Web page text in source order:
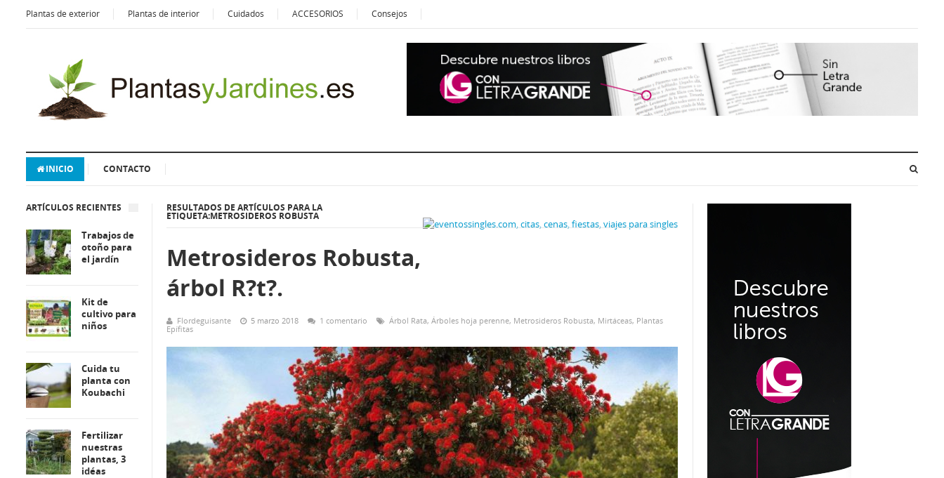
Plantas de exterior Plantas de interior Cuidados ACCESORIOS Consejos
INICIO CONTACTO
RESULTADOS DE ARTÍCULOS PARA LA
ETIQUETA:METROSIDEROS ROBUSTA
Metrosideros Robusta,
árbol R?t?.
Flordeguisante 5 marzo 2018 1 comentario Árbol Rata, Árboles hoja perenne, Metrosideros Robusta, Mirtáceas, Plantas
Epífitas
ARTÍCULOS RECIENTES
Trabajos de
otoño para
el jardín
Kit de
cultivo para
niños
Cuida tu
planta con
Koubachi
Fertilizar
nuestras
plantas, 3
idéas